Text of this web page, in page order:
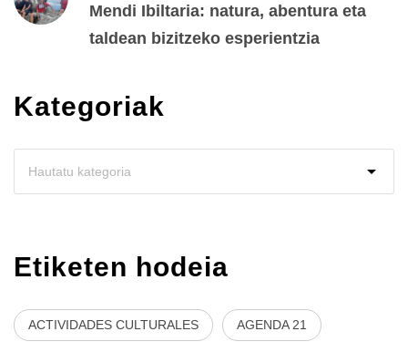
Mendi Ibiltaria: natura, abentura eta
taldean bizitzeko esperientzia
Kategoriak
Etiketen hodeia
ACTIVIDADES CULTURALES AGENDA 21